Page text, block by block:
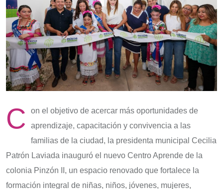
C
on el objetivo de acercar más oportunidades de
aprendizaje, capacitación y convivencia a las
familias de la ciudad, la presidenta municipal Cecilia
Patrón Laviada inauguró el nuevo Centro Aprende de la
colonia Pinzón II, un espacio renovado que fortalece la
formación integral de niñas, niños, jóvenes, mujeres,